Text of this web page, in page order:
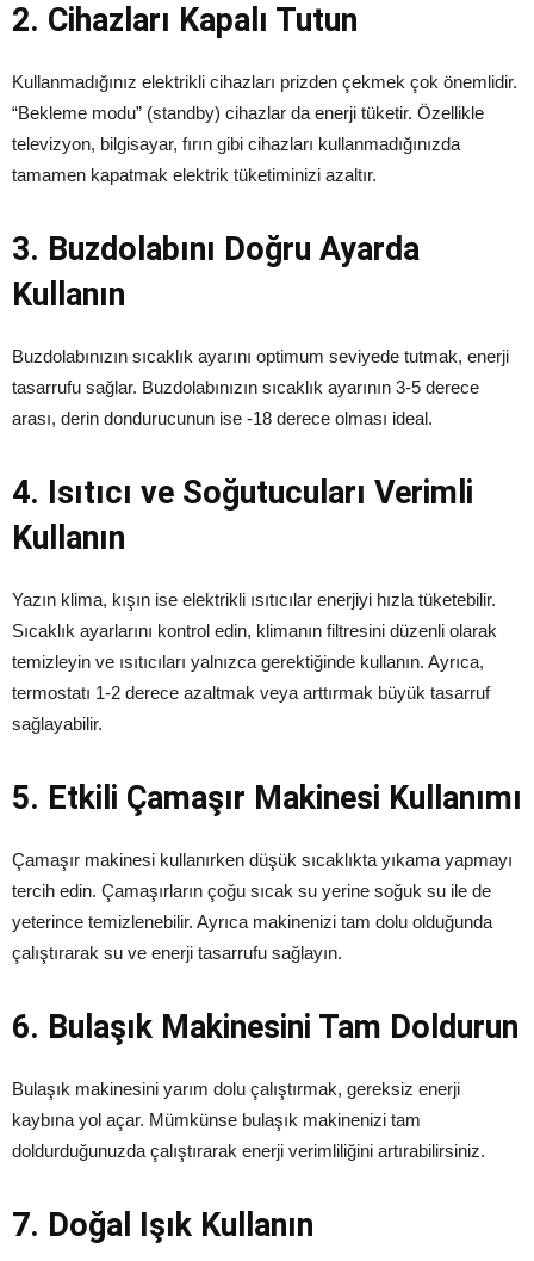
2. Cihazları Kapalı Tutun
Kullanmadığınız elektrikli cihazları prizden çekmek çok önemlidir.
“Bekleme modu” (standby) cihazlar da enerji tüketir. Özellikle
televizyon, bilgisayar, fırın gibi cihazları kullanmadığınızda
tamamen kapatmak elektrik tüketiminizi azaltır.
3. Buzdolabını Doğru Ayarda
Kullanın
Buzdolabınızın sıcaklık ayarını optimum seviyede tutmak, enerji
tasarrufu sağlar. Buzdolabınızın sıcaklık ayarının 3-5 derece
arası, derin dondurucunun ise -18 derece olması ideal.
4. Isıtıcı ve Soğutucuları Verimli
Kullanın
Yazın klima, kışın ise elektrikli ısıtıcılar enerjiyi hızla tüketebilir.
Sıcaklık ayarlarını kontrol edin, klimanın filtresini düzenli olarak
temizleyin ve ısıtıcıları yalnızca gerektiğinde kullanın. Ayrıca,
termostatı 1-2 derece azaltmak veya arttırmak büyük tasarruf
sağlayabilir.
5. Etkili Çamaşır Makinesi Kullanımı
Çamaşır makinesi kullanırken düşük sıcaklıkta yıkama yapmayı
tercih edin. Çamaşırların çoğu sıcak su yerine soğuk su ile de
yeterince temizlenebilir. Ayrıca makinenizi tam dolu olduğunda
çalıştırarak su ve enerji tasarrufu sağlayın.
6. Bulaşık Makinesini Tam Doldurun
Bulaşık makinesini yarım dolu çalıştırmak, gereksiz enerji
kaybına yol açar. Mümkünse bulaşık makinenizi tam
doldurduğunuzda çalıştırarak enerji verimliliğini artırabilirsiniz.
7. Doğal Işık Kullanın